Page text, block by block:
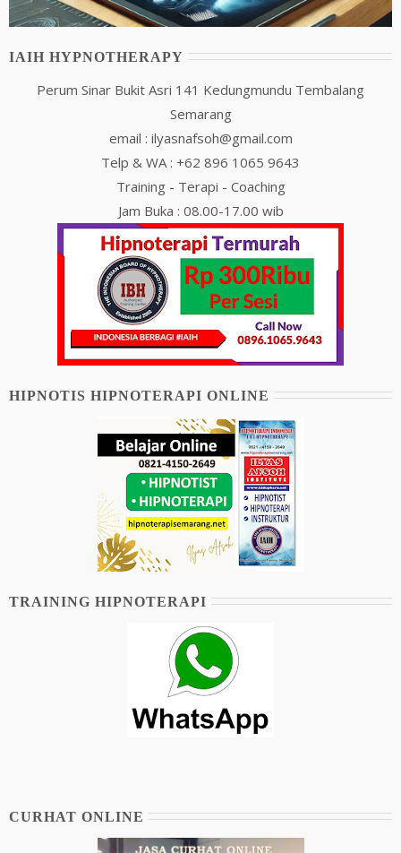
IAIH HYPNOTHERAPY
Perum Sinar Bukit Asri 141 Kedungmundu Tembalang
Semarang
email : ilyasnafsoh@gmail.com
Telp & WA : +62 896 1065 9643
Training - Terapi - Coaching
Jam Buka : 08.00-17.00 wib
HIPNOTIS HIPNOTERAPI ONLINE
TRAINING HIPNOTERAPI
CURHAT ONLINE